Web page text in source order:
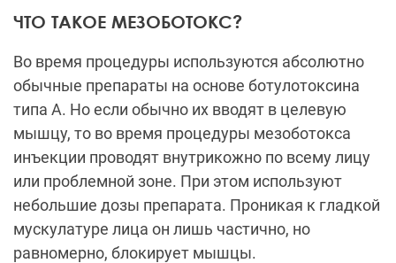
ЧТО ТАКОЕ МЕЗОБОТОКС?
Во время процедуры используются абсолютно
обычные препараты на основе ботулотоксина
типа А. Но если обычно их вводят в целевую
мышцу, то во время процедуры мезоботокса
инъекции проводят внутрикожно по всему лицу
или проблемной зоне. При этом используют
небольшие дозы препарата. Проникая к гладкой
мускулатуре лица он лишь частично, но
равномерно, блокирует мышцы.